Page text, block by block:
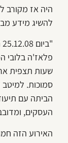
היה אז מקורב
להשיג מידע
פלאז'ה בלובי
שעות תצפית
סמוכות. למיטב
הביתה עם
העסקים,
האירוע הזה